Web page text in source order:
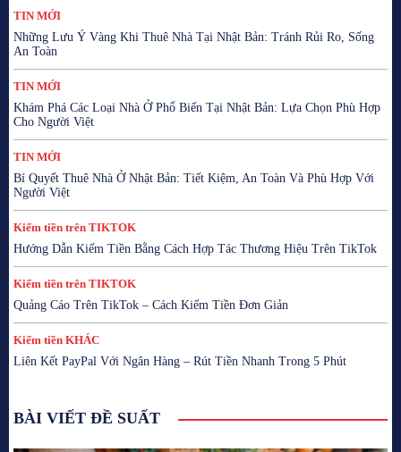
TIN MỚI
Những Lưu Ý Vàng Khi Thuê Nhà Tại Nhật Bản: Tránh Rủi Ro, Sống
An Toàn
TIN MỚI
Khám Phá Các Loại Nhà Ở Phổ Biến Tại Nhật Bản: Lựa Chọn Phù Hợp
Cho Người Việt
TIN MỚI
Bí Quyết Thuê Nhà Ở Nhật Bản: Tiết Kiệm, An Toàn Và Phù Hợp Với
Người Việt
Kiếm tiền trên TIKTOK
Hướng Dẫn Kiếm Tiền Bằng Cách Hợp Tác Thương Hiệu Trên TikTok
Kiếm tiền trên TIKTOK
Quảng Cáo Trên TikTok – Cách Kiếm Tiền Đơn Giản
Kiếm tiền KHÁC
Liên Kết PayPal Với Ngân Hàng – Rút Tiền Nhanh Trong 5 Phút
BÀI VIẾT ĐỀ SUẤT